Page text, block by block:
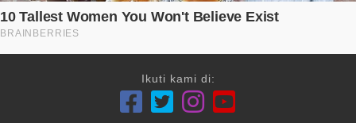
Ikuti kami di: